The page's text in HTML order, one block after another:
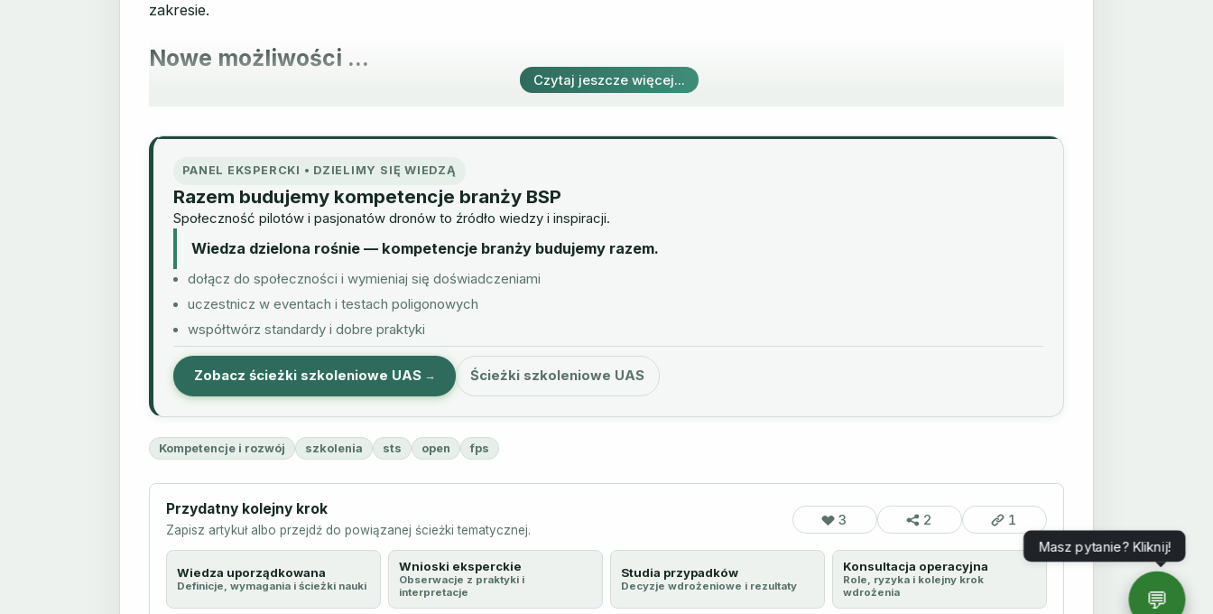
zakresie.
Nowe możliwości ...
Czytaj jeszcze więcej...
PANEL EKSPERCKI • DZIELIMY SIĘ WIEDZĄ
Razem budujemy kompetencje branży BSP
Społeczność pilotów i pasjonatów dronów to źródło wiedzy i inspiracji.
Wiedza dzielona rośnie — kompetencje branży budujemy razem.
dołącz do społeczności i wymieniaj się doświadczeniami
uczestnicz w eventach i testach poligonowych
współtwórz standardy i dobre praktyki
Zobacz ścieżki szkoleniowe UAS Ścieżki szkoleniowe UAS
Kompetencje i rozwój szkolenia sts open fps
Przydatny kolejny krok
Zapisz artykuł albo przejdź do powiązanej ścieżki tematycznej.
3 2 1
Wiedza uporządkowana
Definicje, wymagania i ścieżki nauki
Wnioski eksperckie
Obserwacje z praktyki i
interpretacje
Studia przypadków
Decyzje wdrożeniowe i rezultaty
Konsultacja operacyjna
Role, ryzyka i kolejny krok
wdrożenia
💬
Masz pytanie? Kliknij!